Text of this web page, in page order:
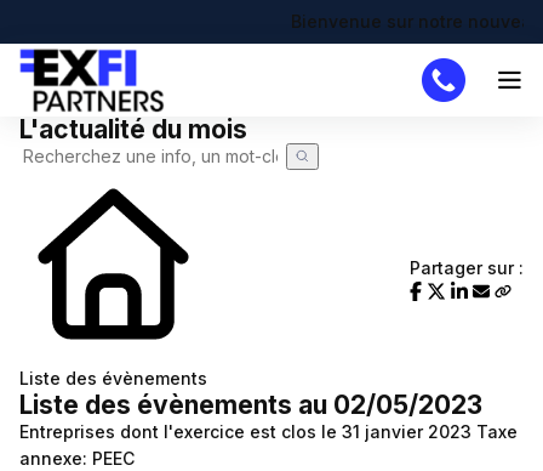
Bienvenue sur notre nouveau site
Cabinet
Missions
DAF
Créateur
Simulateurs
Recherche de code APE
Chômage partiel
Actualité à la une
Calendrier fiscal
Demande de devis
L'actualité du mois
Liste des évènements
Partager sur :
Liste des évènements au 02/05/2023
Entreprises dont l'exercice est clos le 31 janvier 2023 Taxe
annexe: PEEC